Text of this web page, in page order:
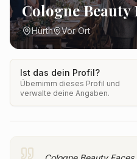
Cologne Beauty
Hürth Vor Ort
Ist das dein Profil?
Übernimm dieses Profil und
verwalte deine Angaben.